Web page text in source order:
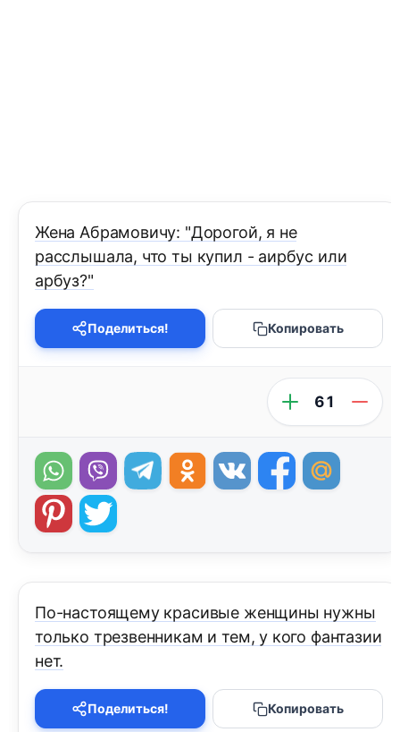
Жена Абрамовичу: "Дорогой, я не
расслышала, что ты купил - аирбус или
арбуз?"
Поделиться! Копировать
61
По-настоящему красивые женщины нужны
только трезвенникам и тем, у кого фантазии
нет.
Поделиться! Копировать